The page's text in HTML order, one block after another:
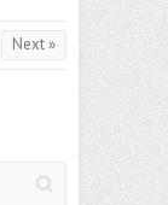
Next »